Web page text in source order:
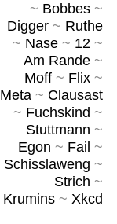
~ Bobbes~
Digger~ Ruthe
~ Nase~ 12~
Am Rande~
Moff~ Flix~
Meta~ Clausast
~ Fuchskind ~
Stuttmann ~
Egon ~ Fail ~
Schisslaweng ~
Strich ~
Krumins~ Xkcd